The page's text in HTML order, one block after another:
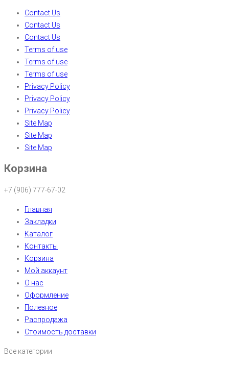
Contact Us
Contact Us
Contact Us
Terms of use
Terms of use
Terms of use
Privacy Policy
Privacy Policy
Privacy Policy
Site Map
Site Map
Site Map
Корзина
+7 (906) 777-67-02
Главная
Закладки
Каталог
Контакты
Корзина
Мой аккаунт
О нас
Оформление
Полезное
Распродажа
Стоимость доставки
Все категории